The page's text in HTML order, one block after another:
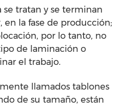
se tratan y se terminan
en la fase de producción;
por lo tanto, no
de laminación o
el trabajo.
llamados tablones
de su tamaño, están